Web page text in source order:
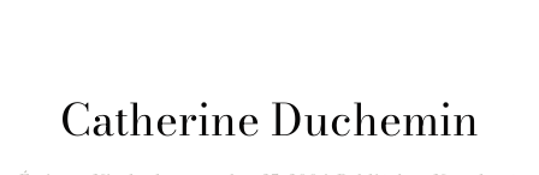
Catherine Duchemin